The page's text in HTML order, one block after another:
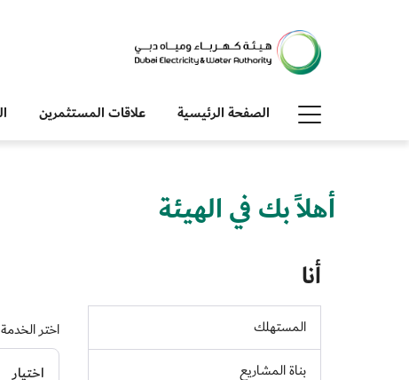
الصفحة الرئيسية علاقات المستثمرين
أهلاً بك في الهيئة
أنا
المستهلك
بناة المشاريع
اختر الخدمة